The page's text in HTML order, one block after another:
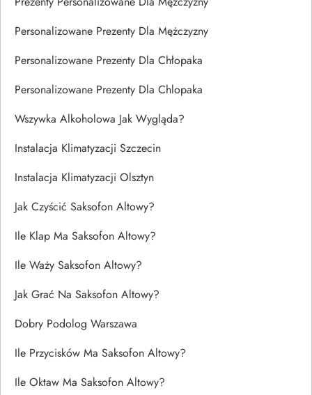
Personalizowane Prezenty Dla Mężczyzny
Personalizowane Prezenty Dla Chłopaka
Personalizowane Prezenty Dla Chlopaka
Wszywka Alkoholowa Jak Wygląda?
Instalacja Klimatyzacji Szczecin
Instalacja Klimatyzacji Olsztyn
Jak Czyścić Saksofon Altowy?
Ile Klap Ma Saksofon Altowy?
Ile Waży Saksofon Altowy?
Jak Grać Na Saksofon Altowy?
Dobry Podolog Warszawa
Ile Przycisków Ma Saksofon Altowy?
Ile Oktaw Ma Saksofon Altowy?